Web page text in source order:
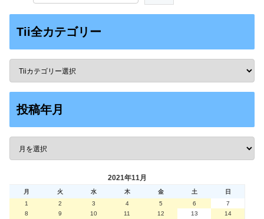
Tii全カテゴリー
投稿年月
2021年11月
月 火 水 木 金 土
日
1
2 3 4 5 6
7
8
9 10 11 12 13
14